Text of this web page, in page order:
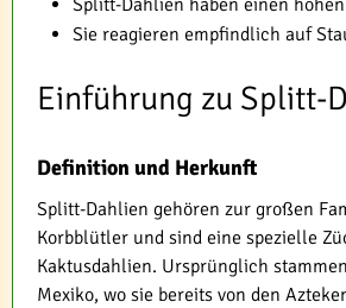
Splitt-Dahlien haben einen
Sie reagieren empfindlich auf
Einführung zu Splitt-
Definition und Herkunft
Splitt-Dahlien gehören zur großen
Korbblütler und sind eine spezielle
Kaktusdahlien. Ursprünglich
Mexiko, wo sie bereits von den